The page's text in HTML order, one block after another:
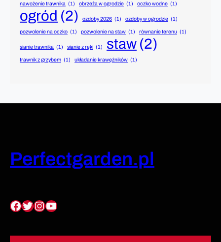
nawożenie trawnika (1) obrzeża w ogrodzie (1) oczko wodne (1)
ogród (2) ozdoby 2026 (1) ozdoby w ogrodzie (1)
pozwolenie na oczko (1) pozwolenie na staw (1) równanie terenu (1)
sianie trawnika (1) sianie z ręki (1) staw (2)
trawnik z grzybem (1) układanie krawężników (1)
Perfectgarden.pl
Facebook Twitter InstagramYouTube